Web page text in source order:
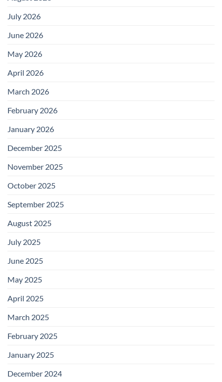
July 2026
June 2026
May 2026
April 2026
March 2026
February 2026
January 2026
December 2025
November 2025
October 2025
September 2025
August 2025
July 2025
June 2025
May 2025
April 2025
March 2025
February 2025
January 2025
December 2024